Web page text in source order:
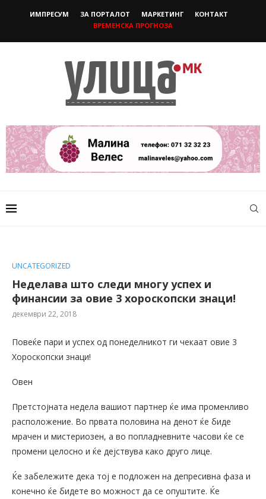
ИМПРЕСУМ ЗА ПОРТАЛОТ МАРКЕТИНГ
КОНТАКТ
ВРЕМЕНСКА ПРОГНОЗА
UNCATEGORIZED
Неделава што следи многу успех и
финансии за овие 3 хороскопски знаци!
декември 22, 2018
Повеќе пари и успех од понеделникот ги чекаат овие 3
Хороскопски знаци!
Овен
Претстојната недела вашиот партнер ќе има променливо
расположение. Во првата половина на денот ќе биде
мрачен и мистериозен, а во попладневните часови ќе се
промени целосно и ќе дејствува како друго лице.
Ќе забележите дека тој е подложен на депресивна фаза и
конечно ќе бидете во можност да се опуштите. Ќе